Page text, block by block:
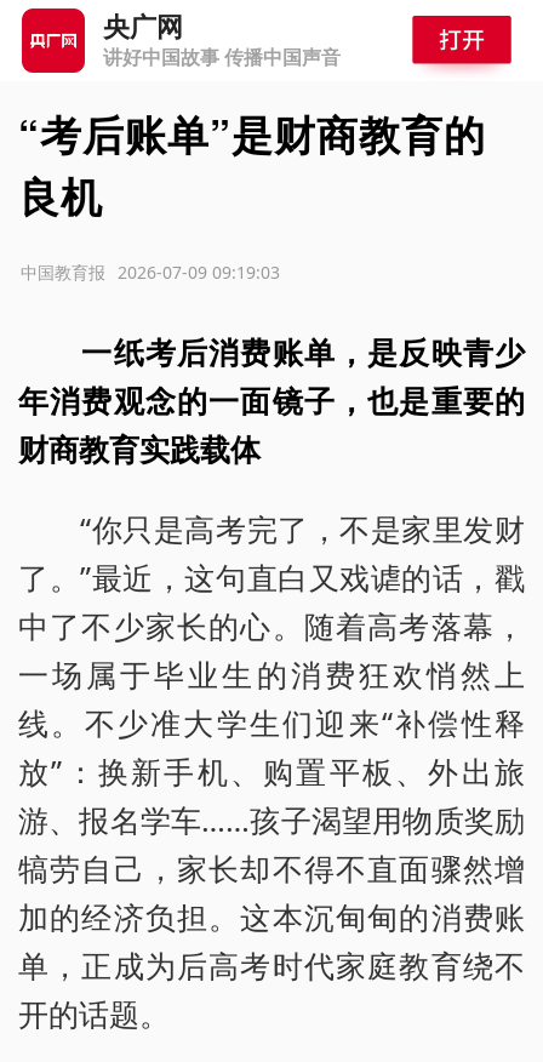
央广网
讲好中国故事 传播中国声音
“考后账单”是财商教育的
良机
2026-07-09 09:19:03
中国教育报
一纸考后消费账单，是反映青少
年消费观念的一面镜子，也是重要的
财商教育实践载体
“你只是高考完了，不是家里发财
了。”最近，这句直白又戏谑的话，戳
中了不少家长的心。随着高考落幕，
一场属于毕业生的消费狂欢悄然上
线。不少准大学生们迎来“补偿性释
放”：换新手机、购置平板、外出旅
游、报名学车……孩子渴望用物质奖励
犒劳自己，家长却不得不直面骤然增
加的经济负担。这本沉甸甸的消费账
单，正成为后高考时代家庭教育绕不
开的话题。